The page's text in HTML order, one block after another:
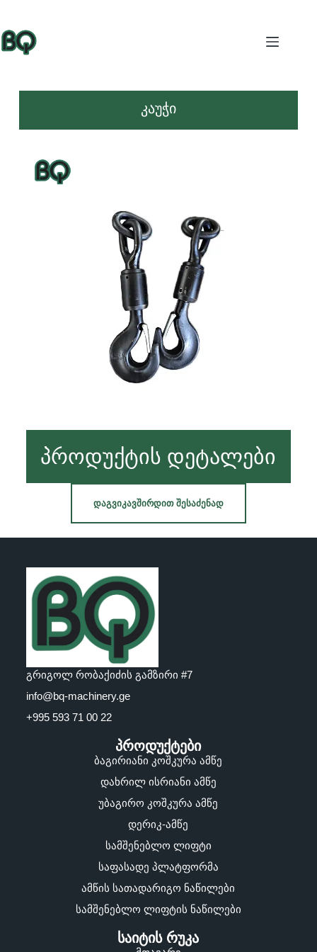
კაუჭი
პროდუქტის დეტალები
ᲓᲐᲒᲕᲘᲙᲐᲕᲨᲘᲠᲓᲘᲗ ᲨᲔᲡᲐᲫᲔᲜᲐᲓ
გრიგოლ რობაქიძის გამზირი #7
info@bq-machinery.ge
+995 593 71 00 22
პროდუქტები
ბაგირიანი კოშკურა ამწე
დახრილ ისრიანი ამწე
უბაგირო კოშკურა ამწე
დერიკ-ამწე
სამშენებლო ლიფტი
საფასადე პლატფორმა
ამწის სათადარიგო ნაწილები
სამშენებლო ლიფტის ნაწილები
საიტის რუკა